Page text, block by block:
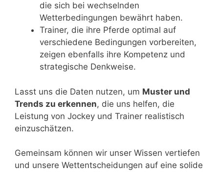
die sich bei wechselnden
Wetterbedingungen bewährt haben.
Trainer, die ihre Pferde optimal auf
verschiedene Bedingungen vorbereiten,
zeigen ebenfalls ihre Kompetenz und
strategische Denkweise.
Lasst uns die Daten nutzen, um Muster und
Trends zu erkennen, die uns helfen, die
Leistung von Jockey und Trainer realistisch
einzuschätzen.
Gemeinsam können wir unser Wissen vertiefen
und unsere Wettentscheidungen auf eine solide